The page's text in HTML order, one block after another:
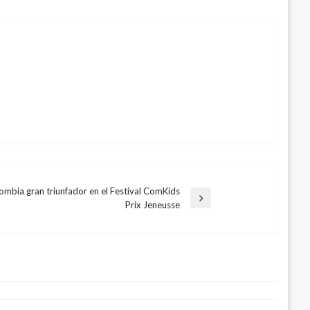
gran triunfador en el Festival ComKids
Prix Jeneusse